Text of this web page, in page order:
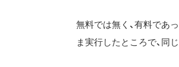
無料では無く、有料であ
ま実行したところで、同